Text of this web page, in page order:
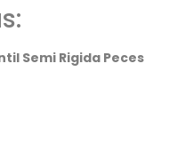
Semi Rigida Peces